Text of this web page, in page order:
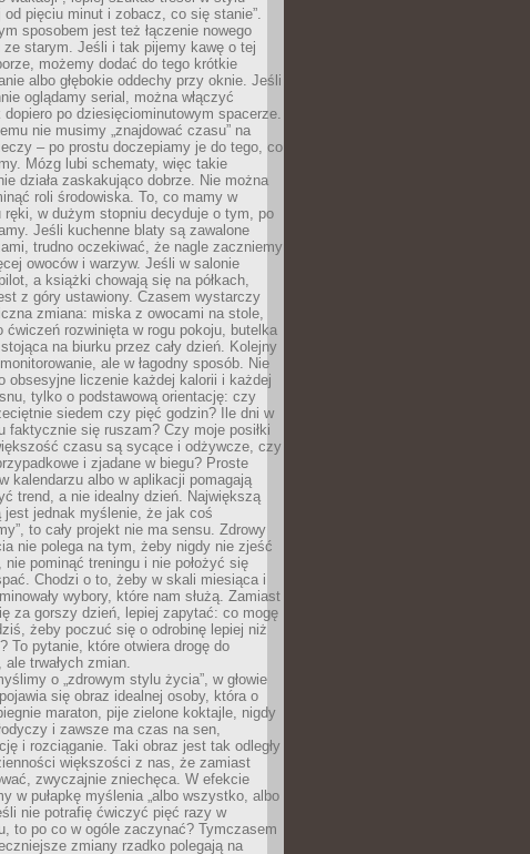
od pięciu minut i zobacz, co się stanie”.
sposobem jest też łączenie nowego
ze starym. Jeśli i tak pijemy kawę o tej
możemy dodać do tego krótkie
albo głębokie oddechy przy oknie. Jeśli
oglądamy serial, można włączyć
dopiero po dziesięciominutowym spacerze.
nie musimy „znajdować czasu” na
– po prostu doczepiamy je do tego, co
Mózg lubi schematy, więc takie
działa zaskakująco dobrze. Nie można
roli środowiska. To, co mamy w
ręki, w dużym stopniu decyduje o tym, po
Jeśli kuchenne blaty są zawalone
trudno oczekiwać, że nagle zaczniemy
owoców i warzyw. Jeśli w salonie
a książki chowają się na półkach,
z góry ustawiony. Czasem wystarczy
zmiana: miska z owocami na stole,
ćwiczeń rozwinięta w rogu pokoju, butelka
na biurku przez cały dzień. Kolejny
ale w łagodny sposób. Nie
obsesyjne liczenie każdej kalorii i każdej
tylko o podstawową orientację: czy
siedem czy pięć godzin? Ile dni w
faktycznie się ruszam? Czy moje posiłki
czasu są sycące i odżywcze, czy
i zjadane w biegu? Proste
kalendarzu albo w aplikacji pomagają
trend, a nie idealny dzień. Największą
jest jednak myślenie, że jak coś
to cały projekt nie ma sensu. Zdrowy
nie polega na tym, żeby nigdy nie zjeść
nie pominąć treningu i nie położyć się
Chodzi o to, żeby w skali miesiąca i
wybory, które nam służą. Zamiast
za gorszy dzień, lepiej zapytać: co mogę
żeby poczuć się o odrobinę lepiej niż
To pytanie, które otwiera drogę do
ale trwałych zmian.
o „zdrowym stylu życia”, w głowie
się obraz idealnej osoby, która o
maraton, pije zielone koktajle, nigdy
i zawsze ma czas na sen,
i rozciąganie. Taki obraz jest tak odległy
większości z nas, że zamiast
zwyczajnie zniechęca. W efekcie
w pułapkę myślenia „albo wszystko, albo
nie potrafię ćwiczyć pięć razy w
to po co w ogóle zaczynać? Tymczasem
zmiany rzadko polegają na